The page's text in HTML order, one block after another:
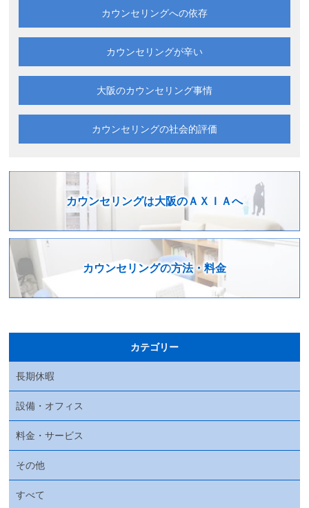
カウンセリングへの依存
カウンセリングが辛い
大阪のカウンセリング事情
カウンセリングの社会的評価
カウンセリングは大阪のＡＸＩＡへ
カウンセリングの方法・料金
カテゴリー
長期休暇
設備・オフィス
料金・サービス
その他
すべて